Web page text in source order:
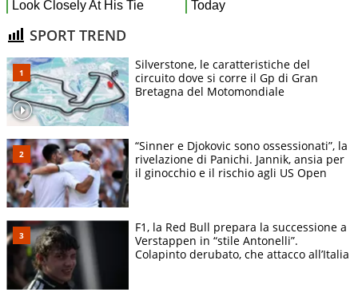
SPORT TREND
Silverstone, le caratteristiche del
circuito dove si corre il Gp di Gran
Bretagna del Motomondiale
“Sinner e Djokovic sono ossessionati”, la
rivelazione di Panichi. Jannik, ansia per
il ginocchio e il rischio agli US Open
F1, la Red Bull prepara la successione a
Verstappen in “stile Antonelli”.
Colapinto derubato, che attacco all’Italia